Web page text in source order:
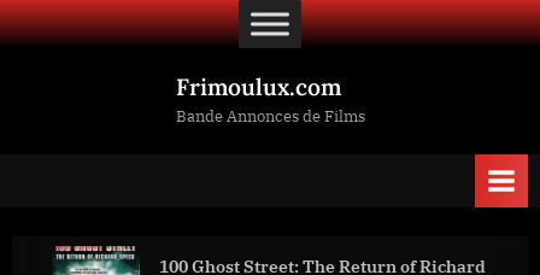
Skip
to
Frimoulux.com
Bande Annonces de Films
100 Ghost Street: The Return of Richard